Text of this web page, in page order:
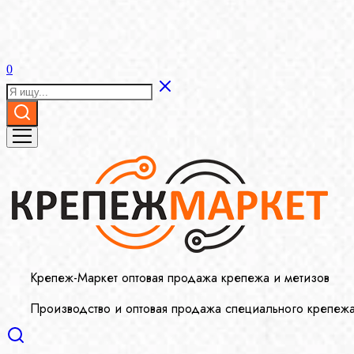
0
Крепеж-Маркет оптовая продажа крепежа и метизов
Производство и оптовая продажа специального